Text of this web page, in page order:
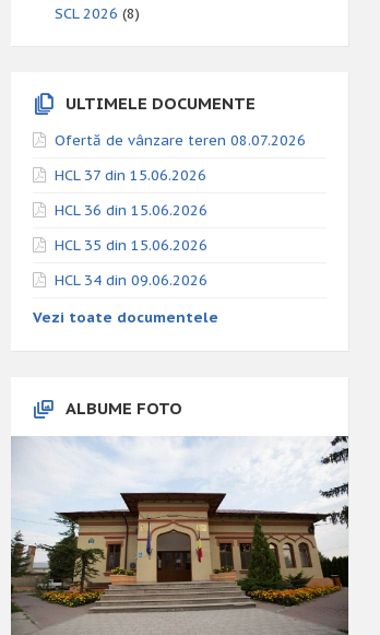
SCL 2026 (8)
ULTIMELE DOCUMENTE
Ofertă de vânzare teren 08.07.2026
HCL 37 din 15.06.2026
HCL 36 din 15.06.2026
HCL 35 din 15.06.2026
HCL 34 din 09.06.2026
Vezi toate documentele
ALBUME FOTO